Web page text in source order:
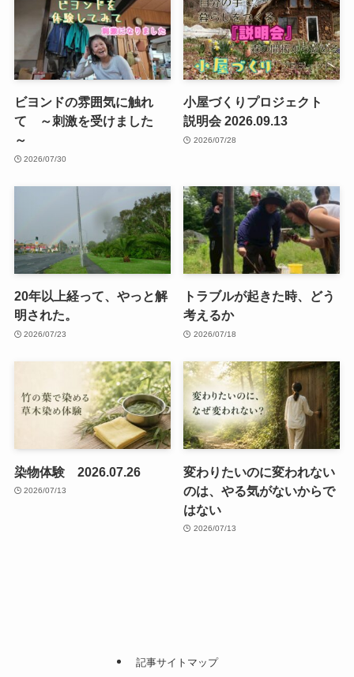
ビヨンドの雰囲気に触れ
て ～刺激を受けました
～
2026/07/30
小屋づくりプロジェクト
説明会 2026.09.13
2026/07/28
20年以上経って、やっと解
明された。
2026/07/23
トラブルが起きた時、どう
考えるか
2026/07/18
染物体験 2026.07.26
2026/07/13
変わりたいのに変われない
のは、やる気がないからで
はない
2026/07/13
記事サイトマップ